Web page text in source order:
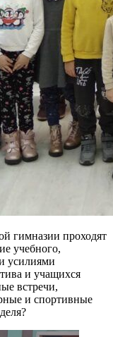
гимназии проходят
учебного,
усилиями
и учащихся
встречи,
и спортивные